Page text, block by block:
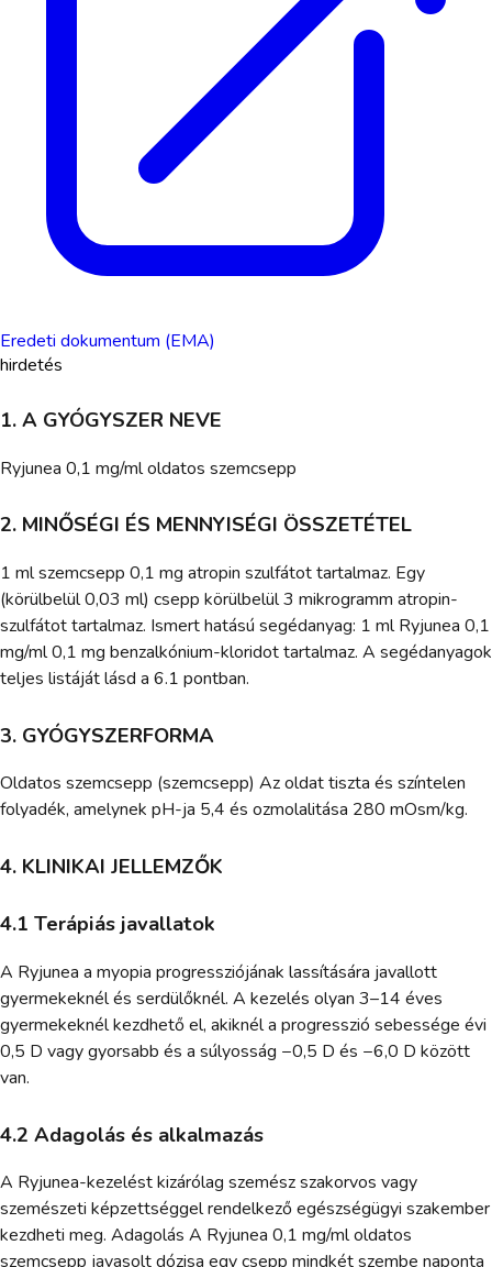
Eredeti dokumentum (EMA)
hirdetés
1. A GYÓGYSZER NEVE
Ryjunea 0,1 mg/ml oldatos szemcsepp
2. MINŐSÉGI ÉS MENNYISÉGI ÖSSZETÉTEL
1 ml szemcsepp 0,1 mg atropin szulfátot tartalmaz. Egy
(körülbelül 0,03 ml) csepp körülbelül 3 mikrogramm atropin-
szulfátot tartalmaz. Ismert hatású segédanyag: 1 ml Ryjunea 0,1
mg/ml 0,1 mg benzalkónium-kloridot tartalmaz. A segédanyagok
teljes listáját lásd a 6.1 pontban.
3. GYÓGYSZERFORMA
Oldatos szemcsepp (szemcsepp) Az oldat tiszta és színtelen
folyadék, amelynek pH-ja 5,4 és ozmolalitása 280 mOsm/kg.
4. KLINIKAI JELLEMZŐK
4.1 Terápiás javallatok
A Ryjunea a myopia progressziójának lassítására javallott
gyermekeknél és serdülőknél. A kezelés olyan 3–14 éves
gyermekeknél kezdhető el, akiknél a progresszió sebessége évi
0,5 D vagy gyorsabb és a súlyosság −0,5 D és −6,0 D között
van.
4.2 Adagolás és alkalmazás
A Ryjunea-kezelést kizárólag szemész szakorvos vagy
szemészeti képzettséggel rendelkező egészségügyi szakember
kezdheti meg. Adagolás A Ryjunea 0,1 mg/ml oldatos
szemcsepp javasolt dózisa egy csepp mindkét szembe naponta